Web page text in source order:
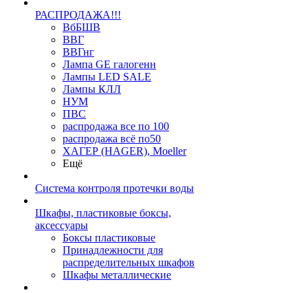
РАСПРОДАЖА!!!
ВбБШВ
ВВГ
ВВГнг
Лампа GE галогенн
Лампы LED SALE
Лампы КЛЛ
НУМ
ПВС
распродажа все по 100
распродажа всё по50
ХАГЕР (HAGER), Moeller
Ещё
Система контроля протечки воды
Шкафы, пластиковые боксы,
аксессуары
Боксы пластиковые
Принадлежности для
распределительных шкафов
Шкафы металлические